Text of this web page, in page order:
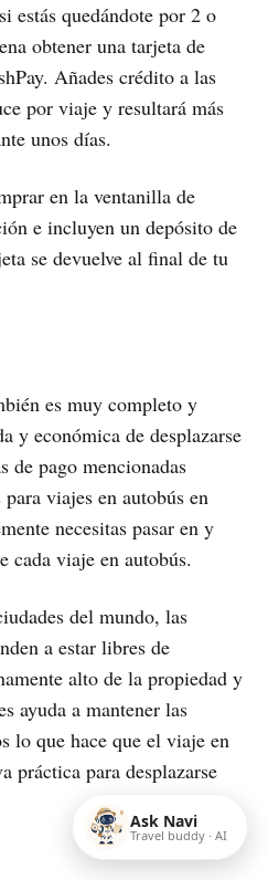
estás quedándote por 2 o
obtener una tarjeta de
Añades crédito a las
por viaje y resultará más
unos días.
en la ventanilla de
e incluyen un depósito de
se devuelve al final de tu
es muy completo y
y económica de desplazarse
de pago mencionadas
viajes en autobús en
necesitas pasar en y
viaje en autobús.
del mundo, las
a estar libres de
alto de la propiedad y
ayuda a mantener las
lo que hace que el viaje en
práctica para desplazarse
Ask Navi
Travel buddy · AI